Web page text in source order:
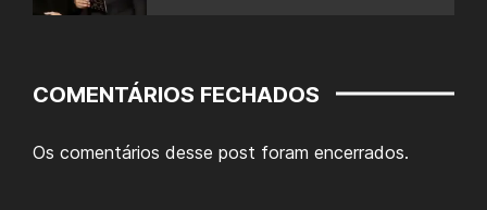
COMENTÁRIOS FECHADOS
Os comentários desse post foram encerrados.